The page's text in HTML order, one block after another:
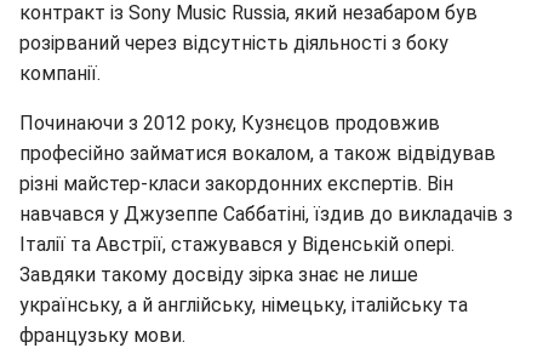
контракт із Sony Music Russia, який незабаром був
розірваний через відсутність діяльності з боку
компанії.
Починаючи з 2012 року, Кузнєцов продовжив
професійно займатися вокалом, а також відвідував
різні майстер-класи закордонних експертів. Він
навчався у Джузеппе Саббатіні, їздив до викладачів з
Італії та Австрії, стажувався у Віденській опері.
Завдяки такому досвіду зірка знає не лише
українську, а й англійську, німецьку, італійську та
французьку мови.